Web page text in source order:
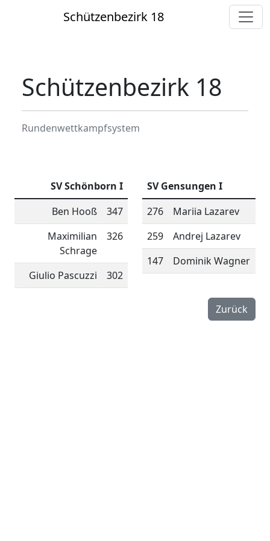
Schützenbezirk 18
Schützenbezirk 18
Rundenwettkampfsystem
SV Schönborn I
Ben Hooß
347
Maximilian
Schrage
326
Giulio Pascuzzi 302
SV Gensungen I
276
Mariia Lazarev
259
Andrej Lazarev
147
Dominik Wagner
Zurück